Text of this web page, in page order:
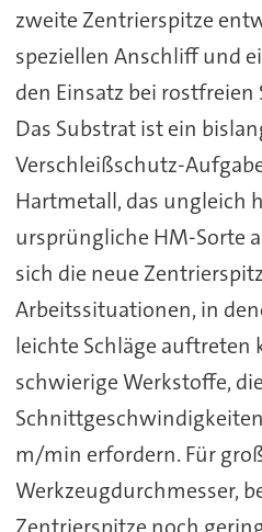
zweite Zentrierspitze
speziellen Anschliff und
den Einsatz bei
Das Substrat ist ein
Verschleißschutz-
Hartmetall, das ungleich
ursprüngliche HM-Sorte
sich die neue
Arbeitssituationen, in
leichte Schläge auftreten
schwierige Werkstoffe, die
m/min erfordern. Für
Werkzeugdurchmesser,